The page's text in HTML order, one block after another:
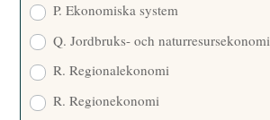
P. Ekonomiska system
Q. Jordbruks- och naturresursekonomi
R. Regionalekonomi
R. Regionekonomi